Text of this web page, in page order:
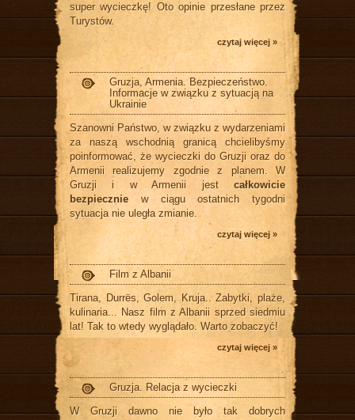
super wycieczkę! Oto opinie przesłane przez
Turystów.
czytaj więcej »
Gruzja, Armenia. Bezpieczeństwo.
Informacje w związku z sytuacją na
Ukrainie
Szanowni Państwo, w związku z wydarzeniami
za naszą wschodnią granicą chcielibyśmy
poinformować, że wycieczki do Gruzji oraz do
Armenii realizujemy zgodnie z planem. W
Gruzji i w Armenii jest całkowicie
bezpiecznie w ciągu ostatnich tygodni
sytuacja nie uległa zmianie.
czytaj więcej »
Film z Albanii
Tirana, Durrës, Golem, Kruja.. Zabytki, plaże,
kulinaria... Nasz film z Albanii sprzed siedmiu
lat! Tak to wtedy wyglądało. Warto zobaczyć!
czytaj więcej »
Gruzja. Relacja z wycieczki
W Gruzji dawno nie było tak dobrych